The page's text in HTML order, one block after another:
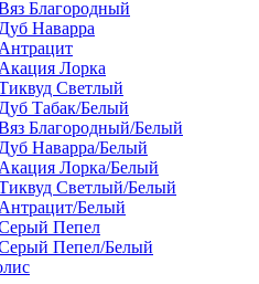
Благородный
Наварра
Лорка
Светлый
Табак/Белый
Благородный/Белый
Наварра/Белый
Лорка/Белый
Светлый/Белый
Белый
Пепел
Пепел/Белый